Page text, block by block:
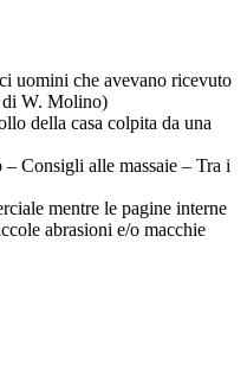
uomini che avevano ricevuto
di W. Molino)
della casa colpita da una
Consigli alle massaie – Tra i
mentre le pagine interne
abrasioni e/o macchie